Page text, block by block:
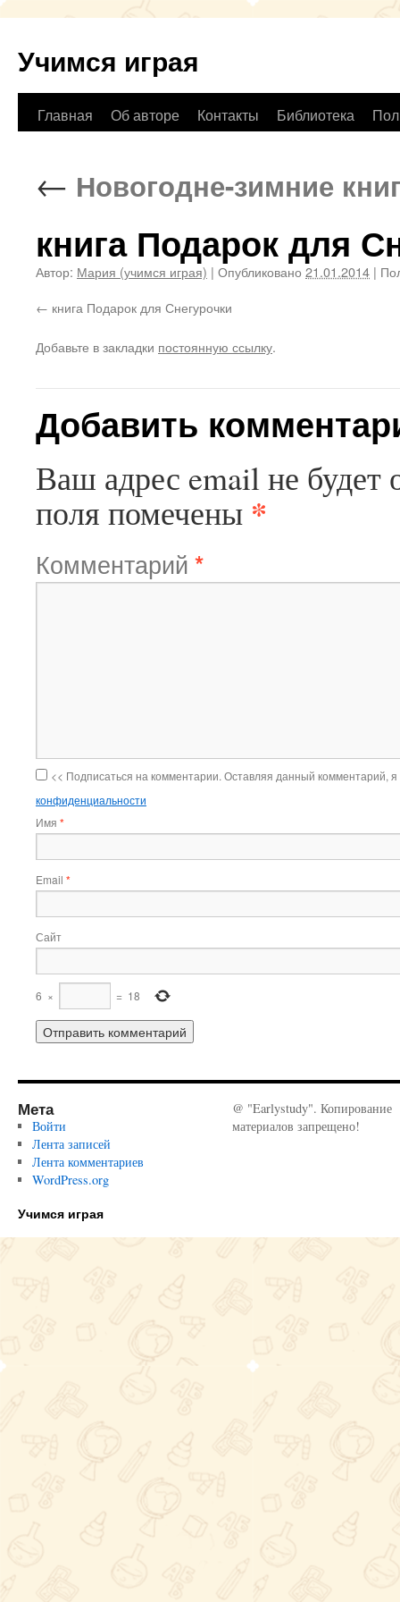
Учимся играя
Перейти
содержимому
Главная Об авторе Контакты Библиотека
← Новогодне-зимние
книга Подарок для
Автор: Мария (учимся играя) | Опубликовано 21.01.2014 |
книга Подарок для Снегурочки
Добавьте в закладки постоянную ссылку.
Добавить
Ваш адрес email не будет
поля помечены *
Комментарий *
<< Подписаться на комментарии. Оставляя данный комментарий,
конфиденциальности
Имя *
Email *
Сайт
6 × = 18
Мета
Войти
Лента записей
Лента комментариев
WordPress.org
@ "Earlystudy". Копирование
материалов запрещено!
Учимся играя